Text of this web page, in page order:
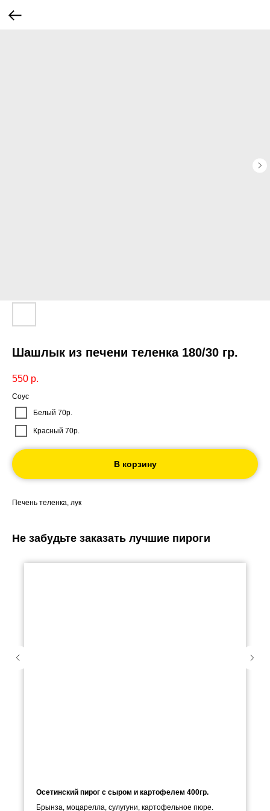
Шашлык из печени теленка 180/30 гр.
550 р.
Соус
Белый 70р.
Красный 70р.
В корзину
Печень теленка, лук
Не забудьте заказать лучшие пироги
Осетинский пирог с сыром и картофелем 400гр.
Брынза, моцарелла, сулугуни, картофельное пюре.